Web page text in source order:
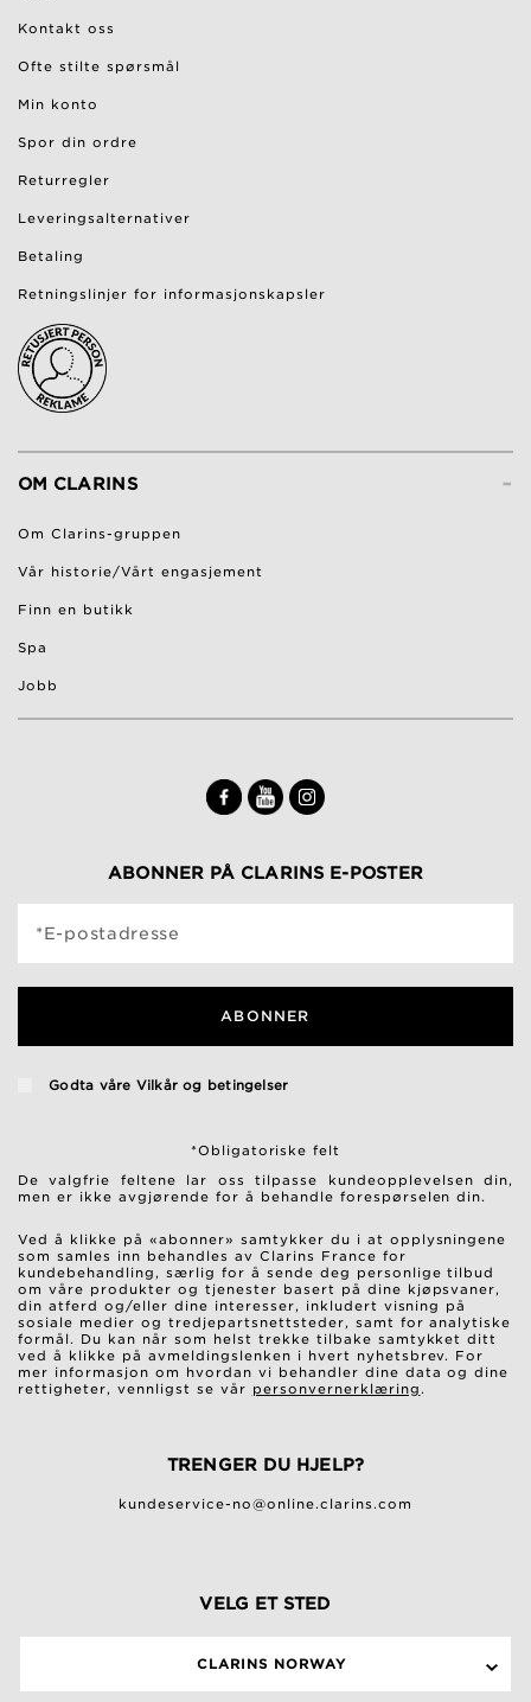
Kontakt oss
Ofte stilte spørsmål
Min konto
Spor din ordre
Returregler
Leveringsalternativer
Betaling
Retningslinjer for informasjonskapsler
-
OM CLARINS
Om Clarins-gruppen
Vår historie/Vårt engasjement
Finn en butikk
Spa
Jobb
ABONNER PÅ CLARINS E-POSTER
*E-postadresse
ABONNER
Godta våre Vilkår og betingelser
*Obligatoriske felt
De valgfrie feltene lar oss tilpasse kundeopplevelsen din,
men er ikke avgjørende for å behandle forespørselen din.
Ved å klikke på «abonner» samtykker du i at opplysningene
som samles inn behandles av Clarins France for
kundebehandling, særlig for å sende deg personlige tilbud
om våre produkter og tjenester basert på dine kjøpsvaner,
din atferd og/eller dine interesser, inkludert visning på
sosiale medier og tredjepartsnettsteder, samt for analytiske
formål. Du kan når som helst trekke tilbake samtykket ditt
ved å klikke på avmeldingslenken i hvert nyhetsbrev. For
mer informasjon om hvordan vi behandler dine data og dine
rettigheter, vennligst se vår personvernerklæring .
TRENGER DU HJELP?
kundeservice-no@online.clarins.com
VELG ET STED
CLARINS NORWAY